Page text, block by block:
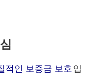
적인 보증금 보호 입